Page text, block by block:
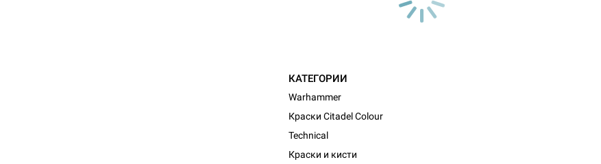
КАТЕГОРИИ
Warhammer
Краски Citadel Colour
Technical
Краски и кисти